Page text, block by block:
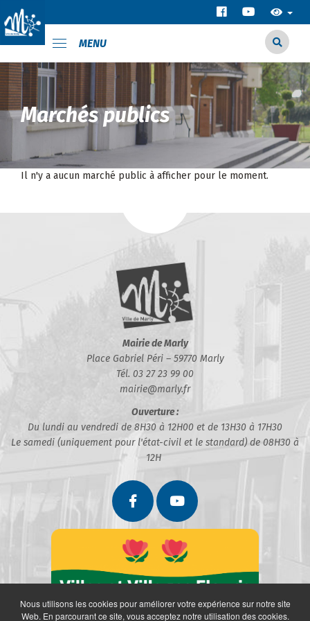
MENU
Marchés publics
Il n'y a aucun marché public à afficher pour le moment.
Mairie de Marly
Place Gabriel Péri – 59770 Marly
Tél. 03 27 23 99 00
mairie@marly.fr
Ouverture :
Du lundi au vendredi de 8H30 à 12H00 et de 13H30 à 17H30
Le samedi (uniquement pour l'état-civil et le standard) de 08H30 à
12H
Nous utilisons les cookies pour améliorer votre expérience sur notre site
Web. En parcourant ce site, vous acceptez notre utilisation des cookies.